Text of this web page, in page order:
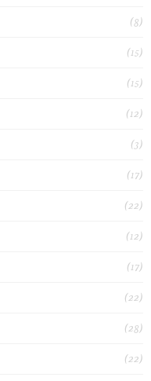
(8)
(15)
(15)
(12)
(3)
(17)
(22)
(12)
(17)
(22)
(28)
(22)